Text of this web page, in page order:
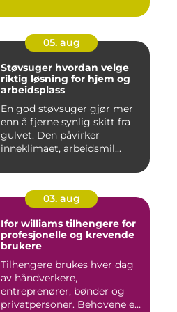
05. aug
Støvsuger hvordan velge
riktig løsning for hjem og
arbeidsplass
En god støvsuger gjør mer
enn å fjerne synlig skitt fra
gulvet. Den påvirker
inneklimaet, arbeidsmil...
03. aug
Ifor williams tilhengere for
profesjonelle og krevende
brukere
Tilhengere brukes hver dag
av håndverkere,
entreprenører, bønder og
privatpersoner. Behovene er